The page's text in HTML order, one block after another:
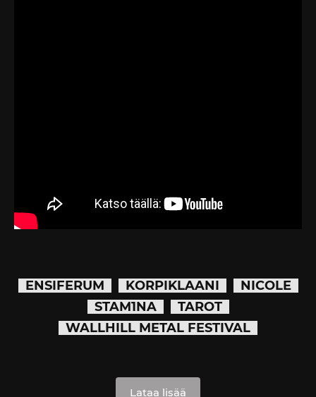
ENSIFERUM KORPIKLAANI
NICOLE
STAM1NA
TAROT
WALLHILL METAL FESTIVAL
Lataa lisää